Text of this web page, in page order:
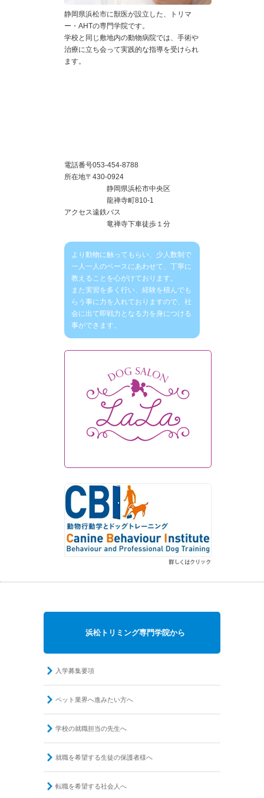
静岡県浜松市に獣医が設立した、トリマ
ー・AHTの専門学院です。
学校と同じ敷地内の動物病院では、手術や
治療に立ち会って実践的な指導を受けられ
ます。
電話番号053-454-8788
所在地〒430-0924
静岡県浜松市中央区
龍禅寺町810-1
アクセス遠鉄バス
竜禅寺下車徒歩１分
より動物に触ってもらい、少人数制で
一人一人のベースにあわせて、丁寧に
教えることを心がけております。
また実習を多く行い、経験を積んでも
らう事に力を入れておりますので、社
会に出て即戦力となる力を身につける
事ができます。
浜松トリミング専門学院から
入学募集要項
ペット業界へ進みたい方へ
学校の就職担当の先生へ
就職を希望する生徒の保護者様へ
転職を希望する社会人へ